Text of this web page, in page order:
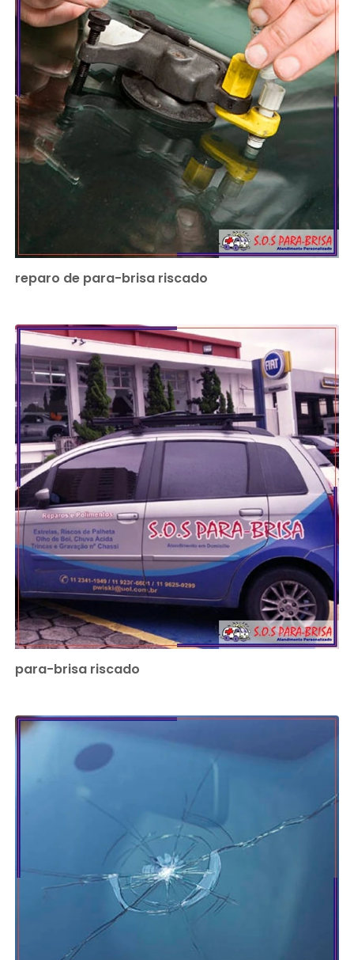
reparo de para-brisa riscado
para-brisa riscado